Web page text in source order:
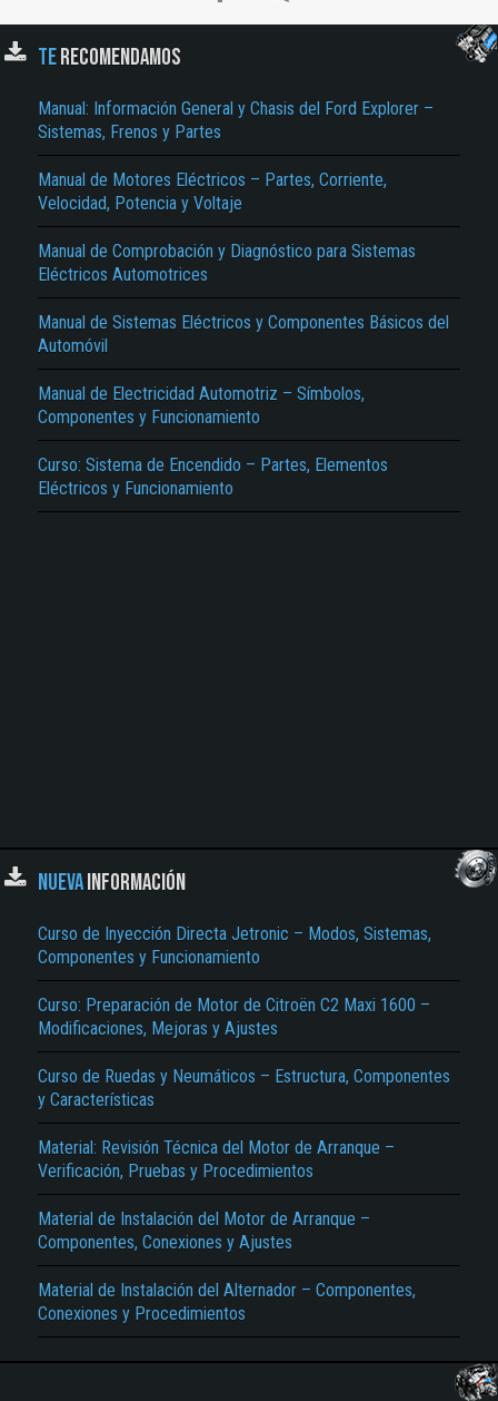
TERECOMENDAMOS
Manual: Información General y Chasis del Ford Explorer –
Sistemas, Frenos y Partes
Manual de Motores Eléctricos – Partes, Corriente,
Velocidad, Potencia y Voltaje
Manual de Comprobación y Diagnóstico para Sistemas
Eléctricos Automotrices
Manual de Sistemas Eléctricos y Componentes Básicos del
Automóvil
Manual de Electricidad Automotriz – Símbolos,
Componentes y Funcionamiento
Curso: Sistema de Encendido – Partes, Elementos
Eléctricos y Funcionamiento
NUEVAINFORMACIÓN
Curso de Inyección Directa Jetronic – Modos, Sistemas,
Componentes y Funcionamiento
Curso: Preparación de Motor de Citroën C2 Maxi 1600 –
Modificaciones, Mejoras y Ajustes
Curso de Ruedas y Neumáticos – Estructura, Componentes
y Características
Material: Revisión Técnica del Motor de Arranque –
Verificación, Pruebas y Procedimientos
Material de Instalación del Motor de Arranque –
Componentes, Conexiones y Ajustes
Material de Instalación del Alternador – Componentes,
Conexiones y Procedimientos
Texto o Imagen de portada son erróneos.
Reportar otro tipo de error...